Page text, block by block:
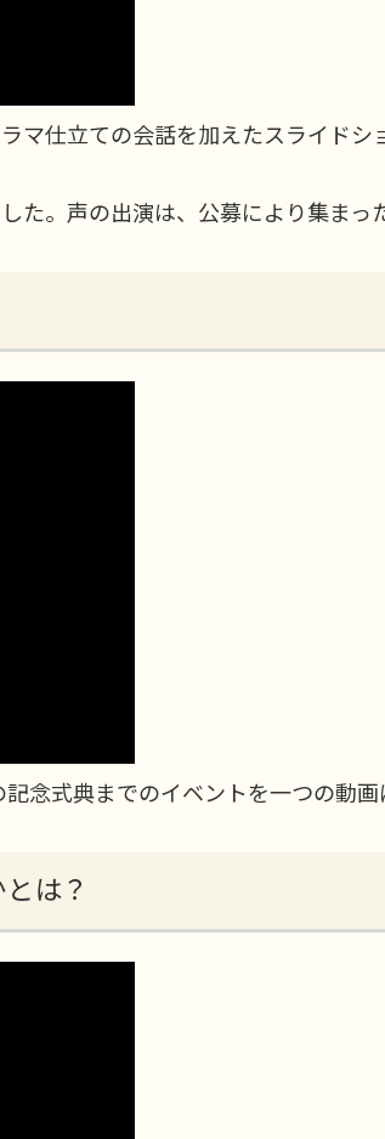
マ仕立ての会話を加えたスライドシ
た。声の出演は、公募により集まっ
念式典までのイベントを一つの動画
は？